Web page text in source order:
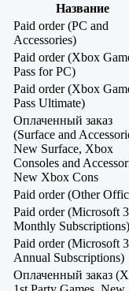
Название
Paid order (PC and
Accessories)
Paid order (Xbox
Pass for PC)
Paid order (Xbox
Pass Ultimate)
Оплаченный заказ
(Surface and
New Surface, Xbox
Consoles and
New Xbox Cons
Paid order (Other
Paid order (Microsoft
Monthly Subscriptions)
Paid order (Microsoft
Annual Subscriptions)
Оплаченный заказ